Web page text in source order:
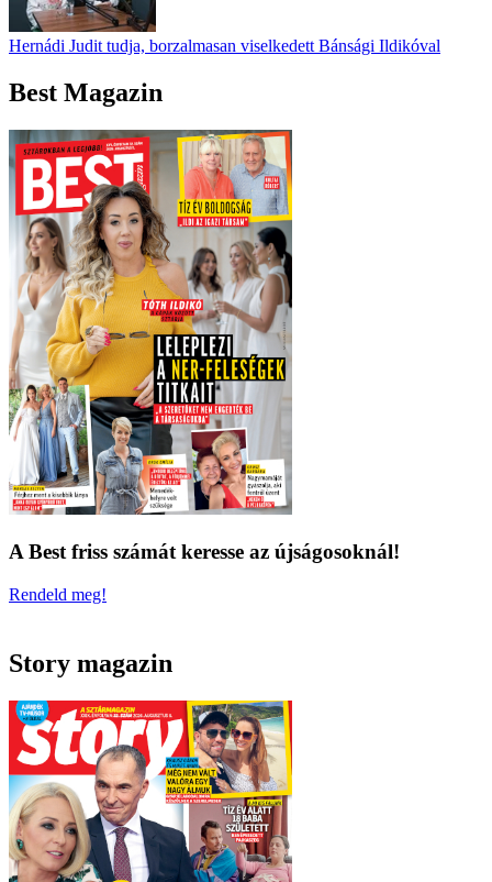
Hernádi Judit tudja, borzalmasan viselkedett Bánsági Ildikóval
Best Magazin
A Best friss számát keresse az újságosoknál!
Rendeld meg!
Story magazin